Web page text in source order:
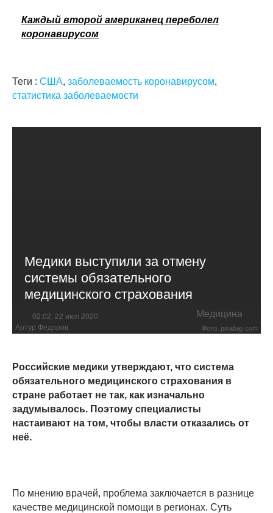
Каждый второй американец переболел
коронавирусом
Теги : США, заболеваемость коронавирусом,
статистика заболеваемости
Медики выступили за отмену
системы обязательного
медицинского страхования
02:02, 22 июл 2020 Медицина
Артур Федоров Фото: pixabay.com
Российские медики утверждают, что система
обязательного медицинского страхования в
стране работает не так, как изначально
задумывалось. Поэтому специалисты
настаивают на том, чтобы власти отказались от
неё.
По мнению врачей, проблема заключается в разнице
качестве медицинской помощи в регионах. Суть